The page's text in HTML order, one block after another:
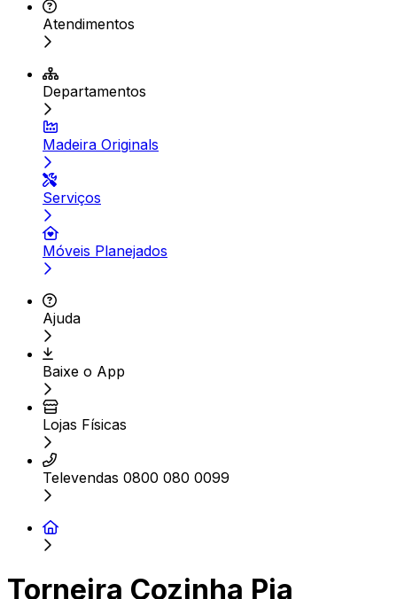
Atendimentos
Departamentos
Madeira Originals
Serviços
Móveis Planejados
Ajuda
Baixe o App
Lojas Físicas
Televendas 0800 080 0099
Torneira Cozinha Pia